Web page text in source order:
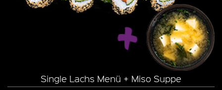
Single Lachs Menü + Miso Suppe